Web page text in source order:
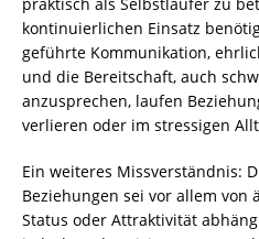
kontinuierlichen Einsatz
geführte Kommunikation,
und die Bereitschaft, auch
anzusprechen, laufen
verlieren oder im stressigen
Ein weiteres Missverständnis:
Beziehungen sei vor allem von
Status oder Attraktivität